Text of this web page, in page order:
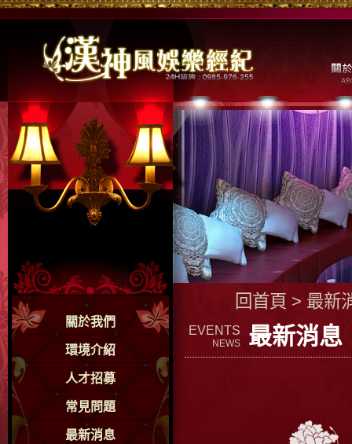
關於我們
環境介紹
人才招募
常見問題
最新消息
回首頁 > 最新
EVENTS
NEWS 最新消息